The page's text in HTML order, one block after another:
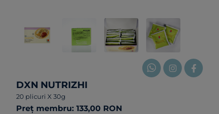
DXN NUTRIZHI
20 plicuri X 30g
Preț membru: 133,00 RON